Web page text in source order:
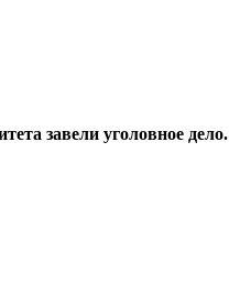
завели уголовное дело.